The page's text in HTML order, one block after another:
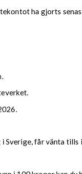
ha gjorts
får vänta tills